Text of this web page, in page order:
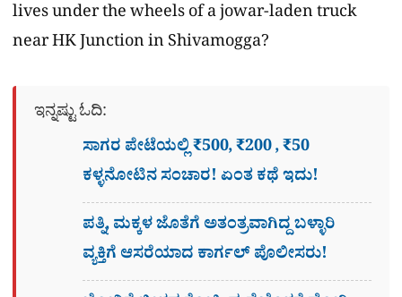
lives under the wheels of a jowar-laden truck
near HK Junction in Shivamogga?
ಇನ್ನಷ್ಟು ಓದಿ:
ಸಾಗರ ಪೇಟೆಯಲ್ಲಿ ₹500, ₹200 , ₹50
ಕಳ್ಳನೋಟಿನ ಸಂಚಾರ! ಏಂತ ಕಥೆ ಇದು!
ಪತ್ನಿ, ಮಕ್ಕಳ ಜೊತೆಗೆ ಅತಂತ್ರವಾಗಿದ್ದ ಬಳ್ಳಾರಿ
ವ್ಯಕ್ತಿಗೆ ಆಸರೆಯಾದ ಕಾರ್ಗಲ್ ಪೊಲೀಸರು!